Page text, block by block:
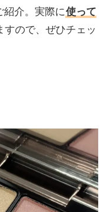
紹介。実際に使って
すので、ぜひチェッ